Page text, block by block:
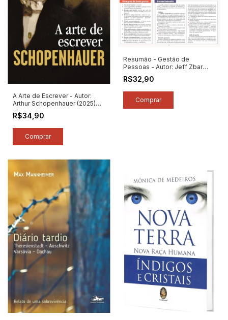
A Arte de Escrever - Autor:
Arthur Schopenhauer (2025)
[novo]
R$34,90
Resumão - Gestão de
Pessoas - Autor: Jeff Zbar
(2024) [novo]
R$32,90